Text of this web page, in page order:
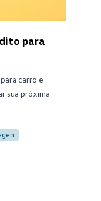
para
carro e
sua próxima